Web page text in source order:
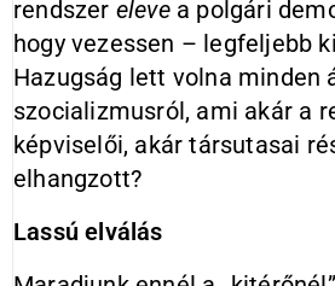
rendszer elevea polgári
hogy vezessen – legfeljebb
Hazugság lett volna minden
szocializmusról, ami akár a
képviselői, akár társutasai
elhangzott?
Lassú elválás